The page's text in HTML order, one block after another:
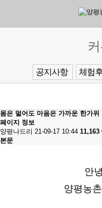
공지사항 체험
몸은 멀어도 마음은 가까운 한가
페이지 정보
양평나드리 21-09-17 10:44 11,163
본문
안
양평농